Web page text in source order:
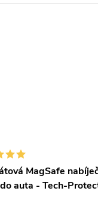
MagSafe
auta - Tech-